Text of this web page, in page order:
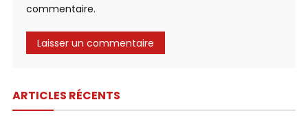
commentaire.
ARTICLES RÉCENTS